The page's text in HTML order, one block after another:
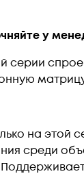
у
серии
на этой
среди